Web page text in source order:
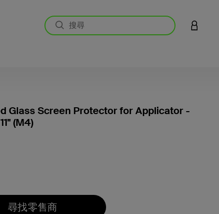
登入您
Glass Screen Protector for Applicator -
(M4)
尋找零售商